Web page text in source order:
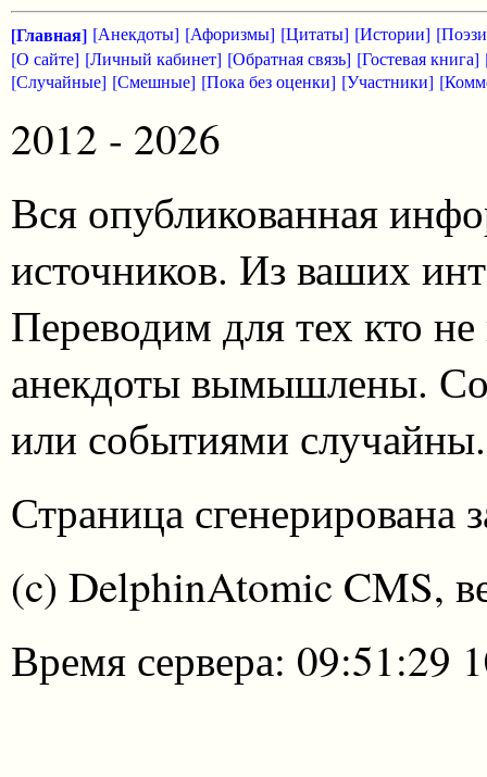
[Главная] [Анекдоты] [Афоризмы] [Цитаты] [Истории]
[О сайте] [Личный кабинет] [Обратная связь] [Гостевая книга]
[Случайные] [Смешные] [Пока без оценки] [Участники]
2012 - 2026
Вся опубликованная
источников. Из ваших
Переводим для тех кто
анекдоты вымышлены.
или событиями случайны.
Страница сгенерирована
(c) DelphinAtomic CMS,
Время сервера: 09:51:29